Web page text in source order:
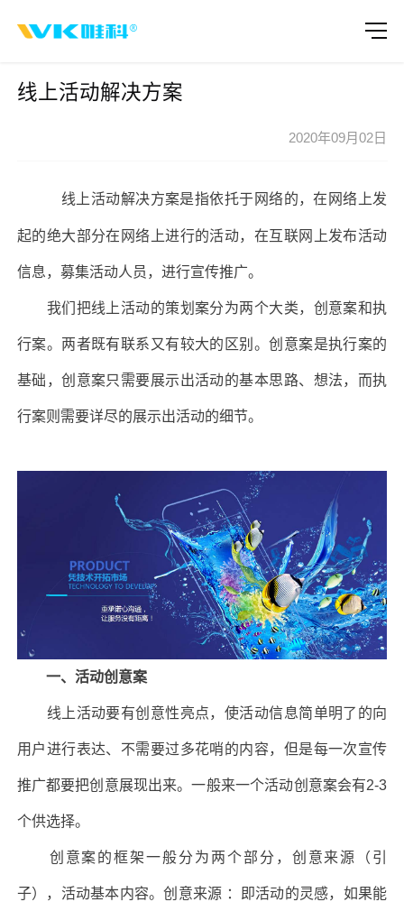
线上活动解决方案
2020年09月02日
线上活动解决方案是指依托于网络的，在网络上发
起的绝大部分在网络上进行的活动，在互联网上发布活动
信息，募集活动人员，进行宣传推广。
我们把线上活动的策划案分为两个大类，创意案和执
行案。两者既有联系又有较大的区别。创意案是执行案的
基础，创意案只需要展示出活动的基本思路、想法，而执
行案则需要详尽的展示出活动的细节。
一、活动创意案
线上活动要有创意性亮点，使活动信息简单明了的向
用户进行表达、不需要过多花哨的内容，但是每一次宣传
推广都要把创意展现出来。一般来一个活动创意案会有2-3
个供选择。
创意案的框架一般分为两个部分，创意来源（引
子），活动基本内容。创意来源 ：即活动的灵感，如果能